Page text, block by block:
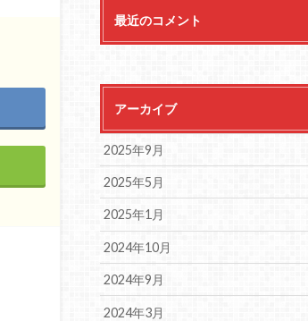
最近のコメント
アーカイブ
2025年9月
2025年5月
2025年1月
2024年10月
2024年9月
2024年3月